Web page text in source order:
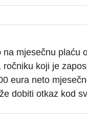
mjesečnu plaću
koji je
eura neto
dobiti otkaz kod